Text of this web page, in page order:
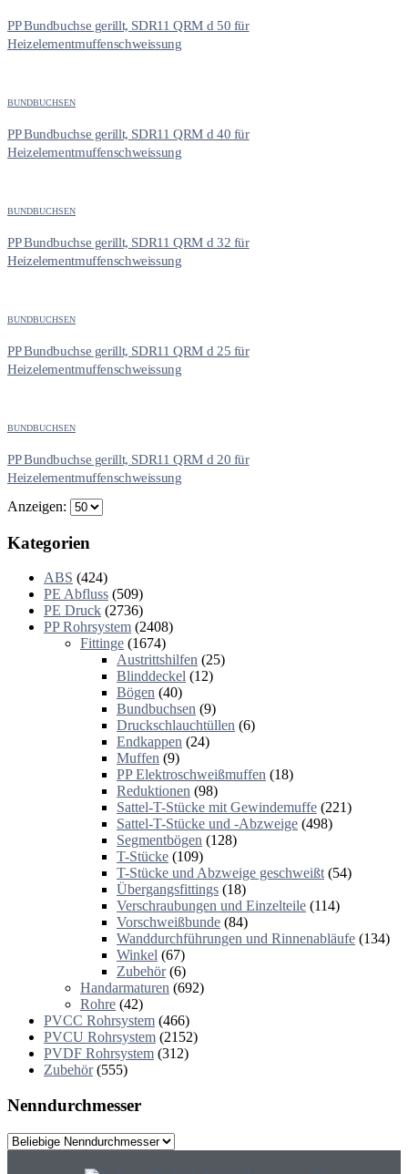
PP Bundbuchse gerillt, SDR11 QRM d 50 für
Heizelementmuffenschweissung
BUNDBUCHSEN
PP Bundbuchse gerillt, SDR11 QRM d 40 für
Heizelementmuffenschweissung
BUNDBUCHSEN
PP Bundbuchse gerillt, SDR11 QRM d 32 für
Heizelementmuffenschweissung
BUNDBUCHSEN
PP Bundbuchse gerillt, SDR11 QRM d 25 für
Heizelementmuffenschweissung
BUNDBUCHSEN
PP Bundbuchse gerillt, SDR11 QRM d 20 für
Heizelementmuffenschweissung
Anzeigen:
Kategorien
ABS (424)
PE Abfluss (509)
PE Druck (2736)
PP Rohrsystem (2408)
Fittinge (1674)
Austrittshilfen (25)
Blinddeckel (12)
Bögen (40)
Bundbuchsen (9)
Druckschlauchtüllen (6)
Endkappen (24)
Muffen (9)
PP Elektroschweißmuffen (18)
Reduktionen (98)
Sattel-T-Stücke mit Gewindemuffe (221)
Sattel-T-Stücke und -Abzweige (498)
Segmentbögen (128)
T-Stücke (109)
T-Stücke und Abzweige geschweißt (54)
Übergangsfittings (18)
Verschraubungen und Einzelteile (114)
Vorschweißbunde (84)
Wanddurchführungen und Rinnenabläufe (134)
Winkel (67)
Zubehör (6)
Handarmaturen (692)
Rohre (42)
PVCC Rohrsystem (466)
PVCU Rohrsystem (2152)
PVDF Rohrsystem (312)
Zubehör (555)
Nenndurchmesser